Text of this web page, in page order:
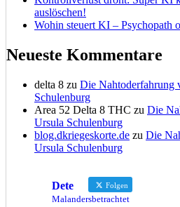
auslöschen!
Wohin steuert KI – Psychopath
Neueste Kommentare
delta 8 zu Die Nahtoderfahrung
Schulenburg
Area 52 Delta 8 THC zu Die
Ursula Schulenburg
blog.dkriegeskorte.de zu Die
Ursula Schulenburg
Dete Folgen
Malandersbetrachtet